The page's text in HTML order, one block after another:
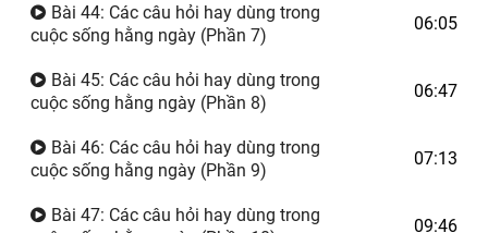
Bài 44: Các câu hỏi hay dùng trong
cuộc sống hằng ngày (Phần 7)
06:05
Bài 45: Các câu hỏi hay dùng trong
cuộc sống hằng ngày (Phần 8)
06:47
Bài 46: Các câu hỏi hay dùng trong
cuộc sống hằng ngày (Phần 9)
07:13
Bài 47: Các câu hỏi hay dùng trong
09:46